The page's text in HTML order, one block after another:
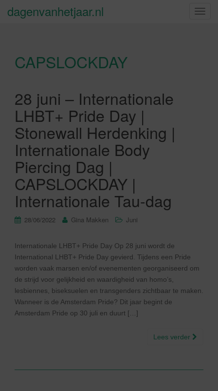
S
dagenvanhetjaar.nl
CAPSLOCKDAY
28 juni – Internationale
LHBT+ Pride Day |
Stonewall Herdenking |
Internationale Body
Piercing Dag |
CAPSLOCKDAY |
Internationale Tau-dag
28/06/2022 Gina Makken Juni
Internationale LHBT+ Pride Day Op 28 juni wordt de
International LHBT+ Pride Day gevierd. Tijdens een Pride
worden vaak marsen en/of evenementen georganiseerd om
de strijd voor gelijkheid en waardigheid van homo’s,
lesbiennes, biseksuelen en transgenders zichtbaar te maken.
Wanneer is de Amsterdam Pride? Dit jaar begint de
Amsterdam Pride op 30 juli en duurt […]
Lees verder